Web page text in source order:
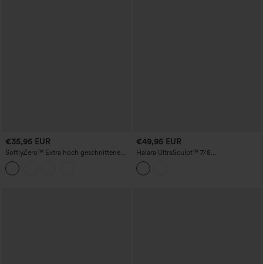
€35,95 EUR
SoftlyZero™ Extra hoch geschnittene
Umstands-Yoga-Leggings, 7/8-Länge -
UPF50+
€49,95 EUR
Halara UltraSculpt™ 7/8
Trainingsleggings mit Leopardenprint,
hoher Taille, bauchformender Kontrolle,
Po‑Lifting, Color‑Block‑Streifen und